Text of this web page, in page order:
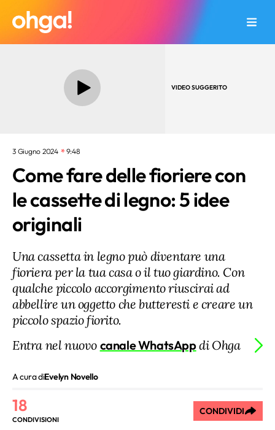
VIDEO SUGGERITO
3 Giugno 2024 9:48
Come fare delle fioriere con
le cassette di legno: 5 idee
originali
Una cassetta in legno può diventare una
fioriera per la tua casa o il tuo giardino. Con
qualche piccolo accorgimento riuscirai ad
abbellire un oggetto che butteresti e creare un
piccolo spazio fiorito.
Entra nel nuovo canale WhatsAppdi Ohga
A cura diEvelyn Novello
18
CONDIVISIONI
CONDIVIDI